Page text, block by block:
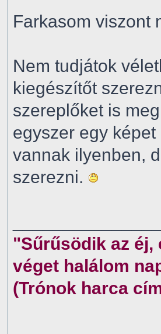
Farkasom viszont
Nem tudjátok
kiegészítőt
szereplőket is
egyszer egy
vannak ilyenben,
szerezni.
"Sűrűsödik az éj,
véget halálom
(Trónok harca